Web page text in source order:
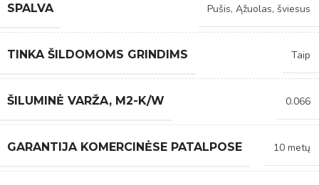
SPALVA Pušis, Ąžuolas, šviesus
TINKA ŠILDOMOMS GRINDIMS Taip
ŠILUMINĖ VARŽA, M2-K/W 0.066
GARANTIJA KOMERCINĖSE PATALPOSE 10 metų